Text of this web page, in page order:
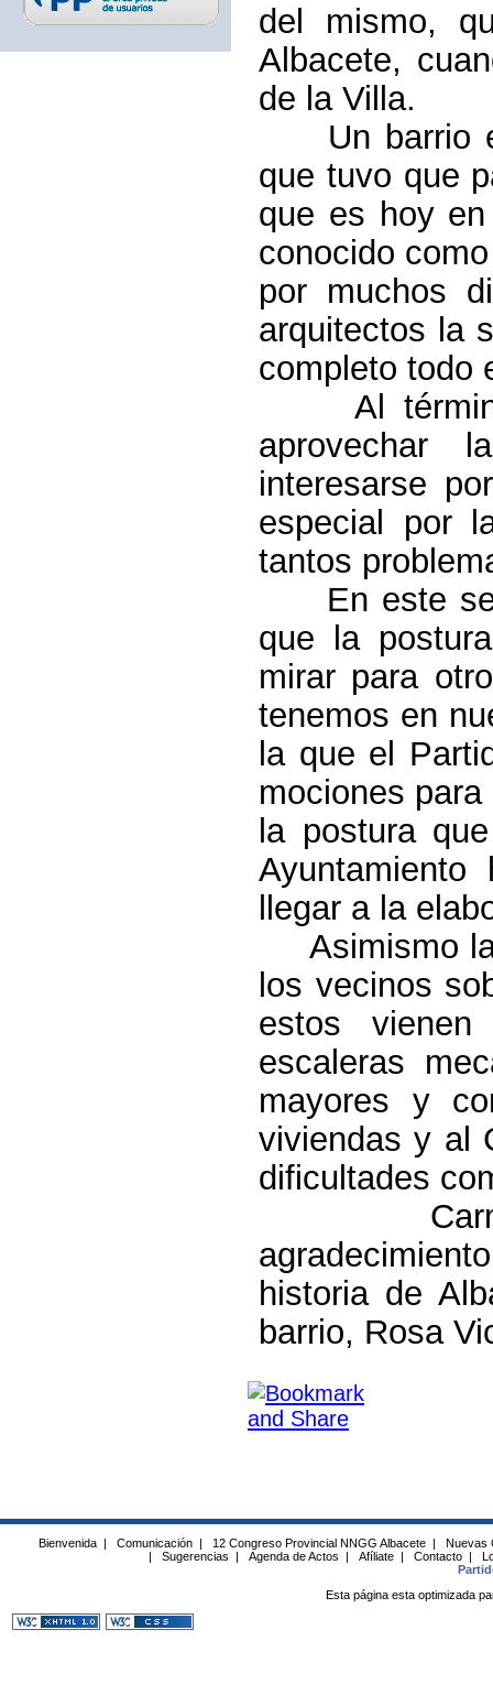
del mismo,
Albacete,
de la Villa.
Un barrio
que tuvo que
que es hoy
conocido
por muchos
arquitectos la
completo todo
Al término
aprovechar
interesarse
especial por
tantos
En este
que la
mirar para
tenemos en
la que el
mociones
la postura
llegar a la
Asimismo la
los vecinos
estos
escaleras
mayores y
viviendas y al
dificultades
Carmen
historia de
barrio, Rosa
Bienvenida | Comunicación | 12 Congreso Provincial NNGG Albacete |
Nuevas
|
Sugerencias | Agenda de Actos | Afíliate | Contacto |
Esta página esta optimizada